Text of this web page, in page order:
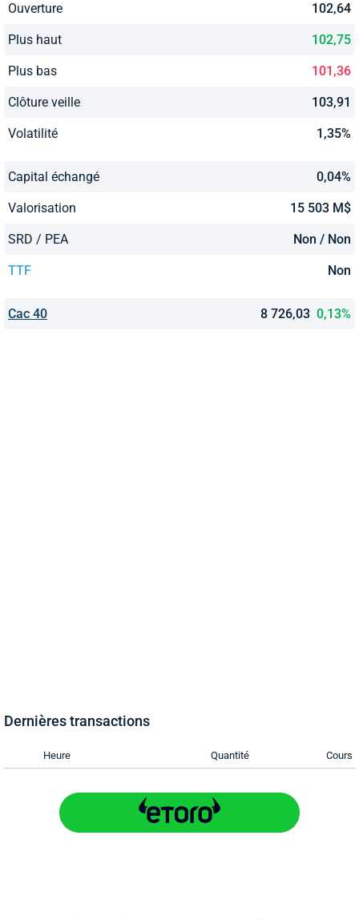
Ouverture 102,64
Plus haut 102,75
Plus bas 101,36
Clôture veille 103,91
Volatilité 1,35%
Capital échangé 0,04%
Valorisation 15 503 M$
SRD / PEA Non / Non
TTF Non
Cac 40 8 726,03 0,13%
Dernières transactions
Heure Quantité Cours